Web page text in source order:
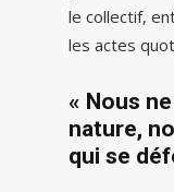
le collectif,
les actes
« Nous
nature,
qui se